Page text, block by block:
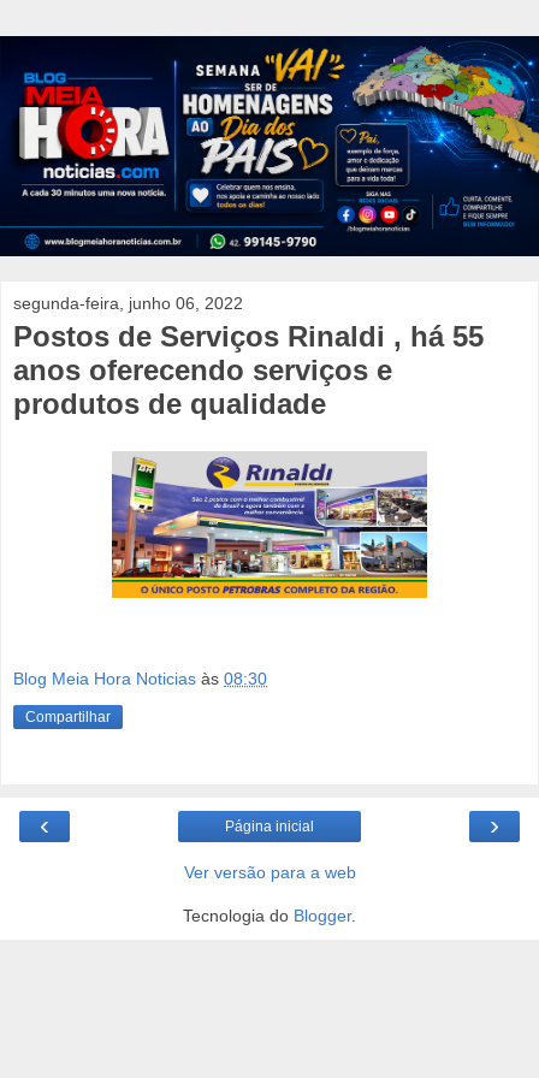
segunda-feira, junho 06, 2022
Postos de Serviços Rinaldi , há 55
anos oferecendo serviços e
produtos de qualidade
Blog Meia Hora Noticias às 08:30
Compartilhar
‹ ›
Página inicial
Ver versão para a web
Tecnologia do Blogger.